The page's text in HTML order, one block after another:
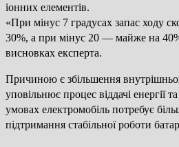
іонних елементів.
«При мінус 7 градусах запас ходу
30%, а при мінус 20 — майже на
висновках експерта.
Причиною є збільшення
уповільнює процес віддачі енергії
умовах електромобіль потребує
підтримання стабільної роботи